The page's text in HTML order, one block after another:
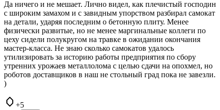
Да ничего и не мешает. Лично видел, как плечистый господин
с широким замахом и с завидным упорством разбирал самокат
на детали, ударяя последним о бетонную плиту. Менее
физически развитые, но не менее маргинальные коллеги по
цеху сидели полукругом на травке в ожидании окончания
мастер-класса. Не знаю сколько самокатов удалось
утилизировать за историю работы предприятия по сбору
утренних урожаев металлолома с целью сдачи на опохмел, но
роботов доставщиков в наш не стольный град пока не завезли.
)
+5